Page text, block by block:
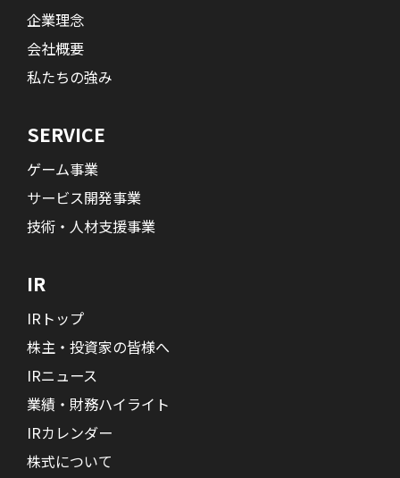
企業理念
会社概要
私たちの強み
SERVICE
ゲーム事業
サービス開発事業
技術・人材支援事業
IR
IRトップ
株主・投資家の皆様へ
IRニュース
業績・財務ハイライト
IRカレンダー
株式について